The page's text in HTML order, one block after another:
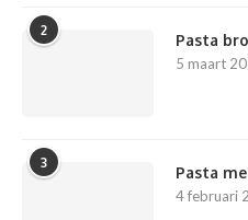
2
Pasta
5 maart
3
Pasta
4 februari